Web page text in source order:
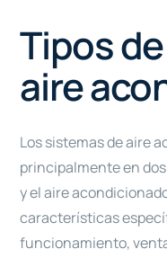
Tipos
aire
Los sistemas de aire
principalmente en
y el aire
características
funcionamiento,